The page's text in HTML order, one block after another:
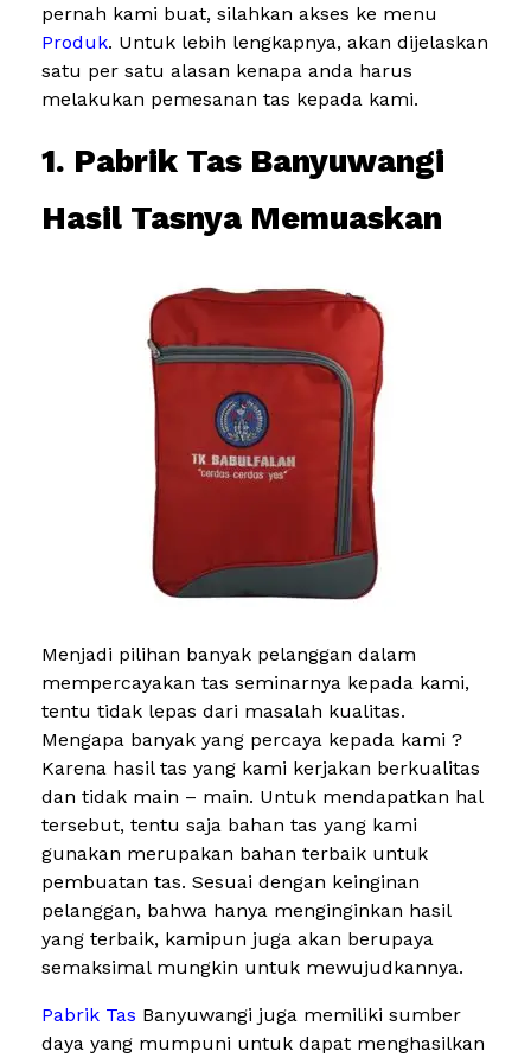
pernah kami buat, silahkan akses ke menu
Produk. Untuk lebih lengkapnya, akan dijelaskan
satu per satu alasan kenapa anda harus
melakukan pemesanan tas kepada kami.
1. Pabrik Tas Banyuwangi
Hasil Tasnya Memuaskan
Menjadi pilihan banyak pelanggan dalam
mempercayakan tas seminarnya kepada kami,
tentu tidak lepas dari masalah kualitas.
Mengapa banyak yang percaya kepada kami ?
Karena hasil tas yang kami kerjakan berkualitas
dan tidak main – main. Untuk mendapatkan hal
tersebut, tentu saja bahan tas yang kami
gunakan merupakan bahan terbaik untuk
pembuatan tas. Sesuai dengan keinginan
pelanggan, bahwa hanya menginginkan hasil
yang terbaik, kamipun juga akan berupaya
semaksimal mungkin untuk mewujudkannya.
Pabrik Tas Banyuwangi juga memiliki sumber
daya yang mumpuni untuk dapat menghasilkan